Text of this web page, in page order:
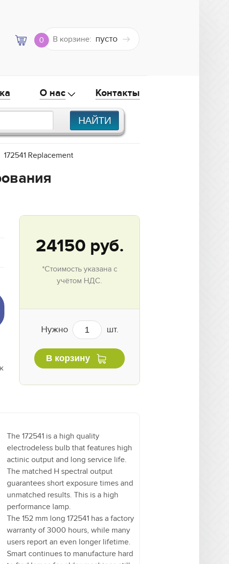
0 В корзине: пусто
О нас Контакты
172541 Replacement
24150 руб.
*Стоимость указана с
учётом НДС.
Нужно шт.
В корзину
The 172541 is a high quality
electrodeless bulb that features high
actinic output and long service life.
The matched H spectral output
guarantees short exposure times and
unmatched results. This is a high
performance lamp.
The 152 mm long 172541 has a factory
warranty of 3000 hours, while many
users report an even longer lifetime.
Smart continues to manufacture hard